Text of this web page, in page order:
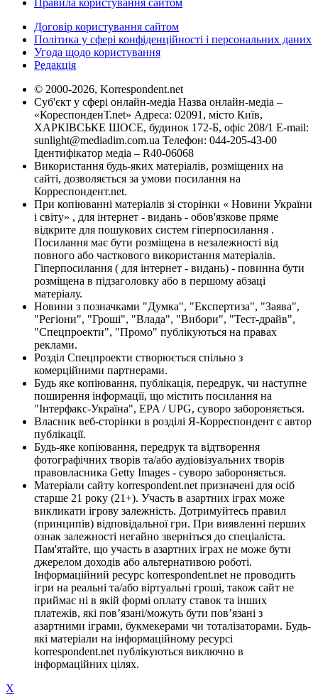
Договір користування сайтом
Політика у сфері конфіденційності і персональних даних
Угода щодо користування
Редакція
© 2000-2026, Korrespondent.net
Суб'єкт у сфері онлайн-медіа Назва онлайн-медіа –
«КореспонденТ.net» Адреса: 02091, місто Київ,
ХАРКІВСЬКЕ ШОСЕ, будинок 172-Б, офіс 208/1 E-mail:
sunlight@mediadim.com.ua Телефон: 044-205-43-00
Ідентифікатор медіа – R40-06068
Використання будь-яких матеріалів, розміщених на
сайті, дозволяється за умови посилання на
Корреспондент.net.
При копіюванні матеріалів зі сторінки « Новини України
і світу» , для інтернет - видань - обов'язкове пряме
відкрите для пошукових систем гіперпосилання .
Посилання має бути розміщена в незалежності від
повного або часткового використання матеріалів.
Гіперпосилання ( для інтернет - видань) - повинна бути
розміщена в підзаголовку або в першому абзаці
матеріалу.
Новини з позначками "Думка", "Експертиза", "Заява",
"Регіони", "Гроші", "Влада", "Вибори", "Тест-драйв",
"Спецпроекти", "Промо" публікуються на правах
реклами.
Розділ Спецпроекти створюється спільно з
комерційними партнерами.
Будь яке копіювання, публікація, передрук, чи наступне
поширення інформації, що містить посилання на
"Інтерфакс-Україна", EPA / UPG, суворо забороняється.
Власник веб-сторінки в розділі Я-Корреспондент є автор
публікації.
Будь-яке копіювання, передрук та відтворення
фотографічних творів та/або аудіовізуальних творів
правовласника Getty Images - суворо забороняється.
Матеріали сайту korrespondent.net призначені для осіб
старше 21 року (21+). Участь в азартних іграх може
викликати ігрову залежність. Дотримуйтесь правил
(принципів) відповідальної гри. При виявленні перших
ознак залежності негайно зверніться до спеціаліста.
Пам'ятайте, що участь в азартних іграх не може бути
джерелом доходів або альтернативою роботі.
Інформаційний ресурс korrespondent.net не проводить
ігри на реальні та/або віртуальні гроші, також сайт не
приймає ні в якій формі оплату ставок та інших
платежів, які пов’язані/можуть бути пов’язані з
азартними іграми, букмекерами чи тоталізаторами. Будь-
які матеріали на інформаційному ресурсі
korrespondent.net публікуються виключно в
інформаційних цілях.
X